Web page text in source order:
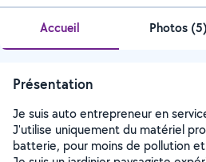
Accueil Photos (5)
Présentation
Je suis auto entrepreneur en
J'utilise uniquement du matériel
batterie, pour moins de pollution